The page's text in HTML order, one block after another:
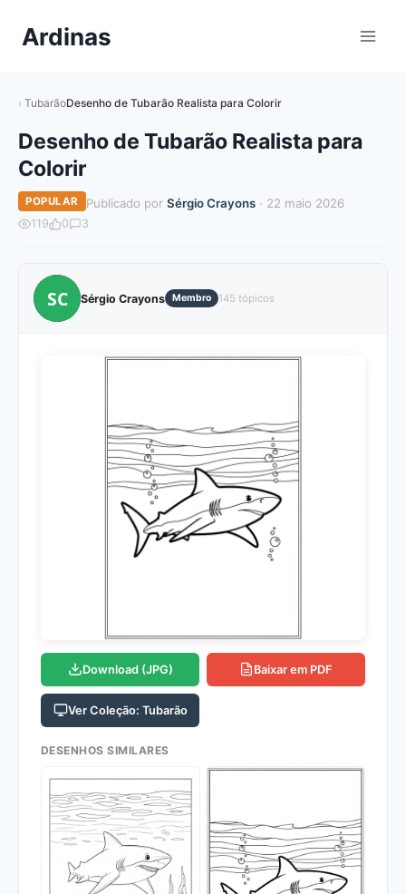
paraArdinas
TubarãoDesenho de Tubarão Realista para Colorir
Desenho de Tubarão Realista para
Colorir
POPULAR Publicado por Sérgio Crayons· 22 maio 2026
119 0 3
SC Sérgio Crayons Membro 145 tópicos
Download (JPG) Baixar em PDF
Ver Coleção: Tubarão
DESENHOS SIMILARES